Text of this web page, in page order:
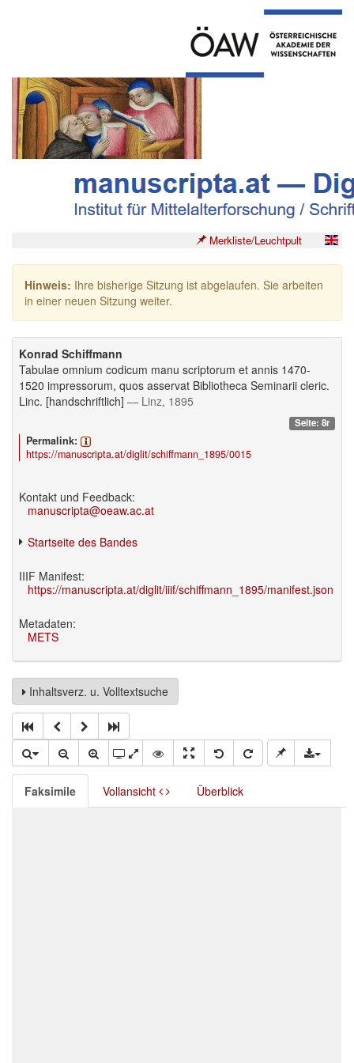
Merkliste/Leuchtpult
Hinweis: Ihre bisherige Sitzung ist abgelaufen. Sie arbeiten
in einer neuen Sitzung weiter.
Konrad Schiffmann
Tabulae omnium codicum manu scriptorum et annis 1470-
1520 impressorum, quos asservat Bibliotheca Seminarii cleric.
Linc. [handschriftlich] — Linz, 1895
Seite: 8r
Permalink:
https://manuscripta.at/diglit/schiffmann_1895/0015
Kontakt und Feedback:
manuscripta@oeaw.ac.at
Startseite des Bandes
IIIF Manifest:
https://manuscripta.at/diglit/iiif/schiffmann_1895/manifest.json
Metadaten:
METS
Inhaltsverz. u. Volltextsuche
Faksimile Vollansicht Überblick